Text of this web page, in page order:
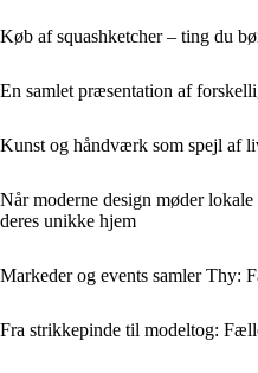
Køb af squashketcher – ting du
En samlet præsentation af
Kunst og håndværk som spejl af
Når moderne design møder
deres unikke hjem
Markeder og events samler Thy:
Fra strikkepinde til modeltog: